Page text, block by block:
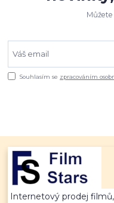
Můžete
Souhlasím se zpracováním
Internetový prodej